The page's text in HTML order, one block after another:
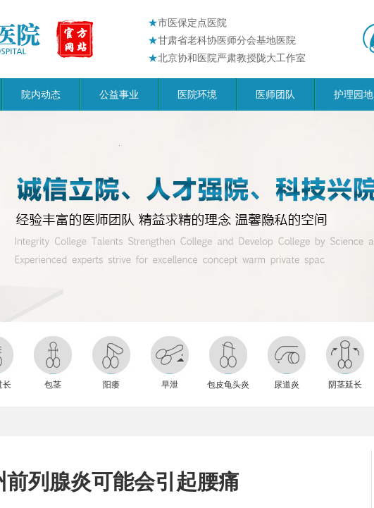
★市医保定点医院
★甘肃省老科协医师分会基地医院
★北京协和医院严肃教授陇大工作室
院内动态 公益事业 医院环境 医师团队 护理园地
长 包茎 阳痿 早泄 包皮龟头炎 尿道炎 阴茎延长
前列腺炎可能会引起腰痛